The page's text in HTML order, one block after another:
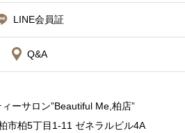
LINE会員証
Q&A
ーサロン”Beautiful Me,柏店”
市柏5丁目1-11 ゼネラルビル4A